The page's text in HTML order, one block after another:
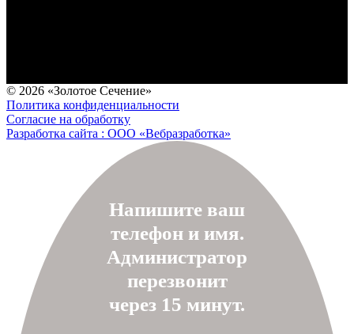
© 2026 «Золотое Сечение»
Политика конфиденциальности
Согласие на обработку
Разработка сайта : ООО «Вебразработка»
Напишите ваш
телефон и имя.
Администратор
перезвонит
через 15 минут.